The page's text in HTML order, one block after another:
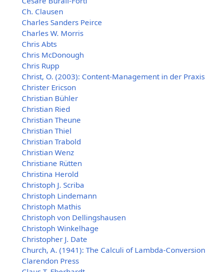
Ch. Clausen
Charles Sanders Peirce
Charles W. Morris
Chris Abts
Chris McDonough
Chris Rupp
Christ, O. (2003): Content-Management in der Praxis
Christer Ericson
Christian Bühler
Christian Ried
Christian Theune
Christian Thiel
Christian Trabold
Christian Wenz
Christiane Rütten
Christina Herold
Christoph J. Scriba
Christoph Lindemann
Christoph Mathis
Christoph von Dellingshausen
Christoph Winkelhage
Christopher J. Date
Church, A. (1941): The Calculi of Lambda-Conversion
Clarendon Press